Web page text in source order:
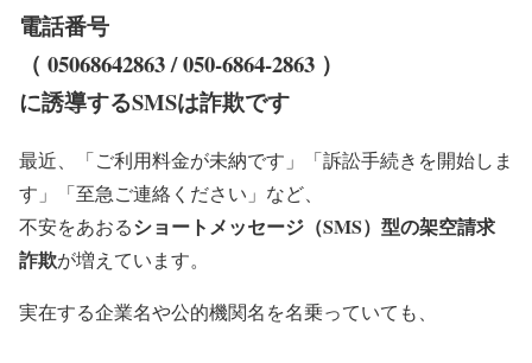
電話番号
（ 05068642863 / 050-6864-2863 ）
に誘導するSMSは詐欺です
最近、「ご利用料金が未納です」「訴訟手続きを開始しま
す」「至急ご連絡ください」など、
不安をあおるショートメッセージ（SMS）型の架空請求
詐欺が増えています。
実在する企業名や公的機関名を名乗っていても、